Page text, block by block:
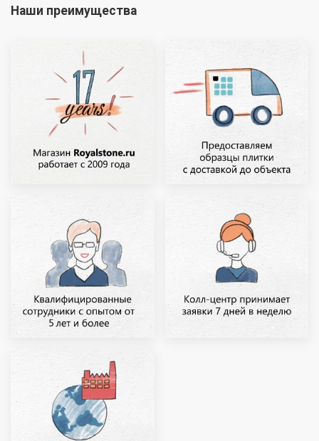
Наши преимущества